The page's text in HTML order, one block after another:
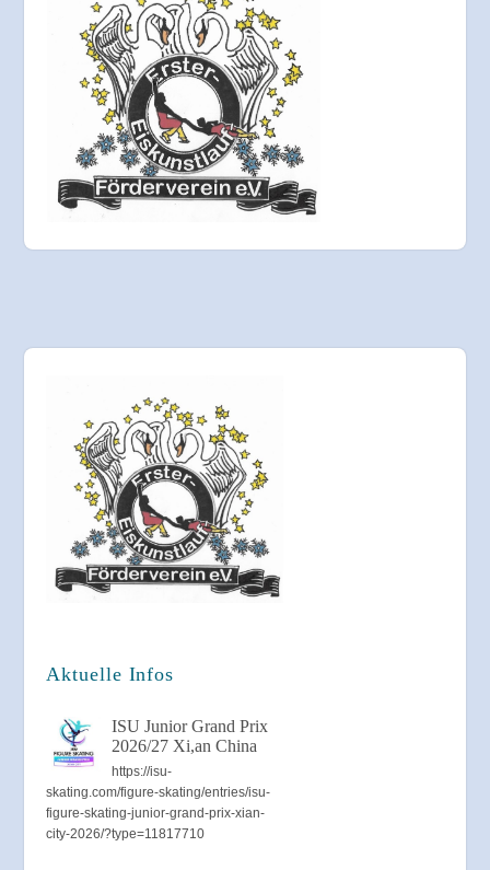
Aktuelle Infos
ISU Junior Grand Prix
2026/27 Xi,an China
https://isu-
skating.com/figure-skating/entries/isu-
figure-skating-junior-grand-prix-xian-
city-2026/?type=11817710